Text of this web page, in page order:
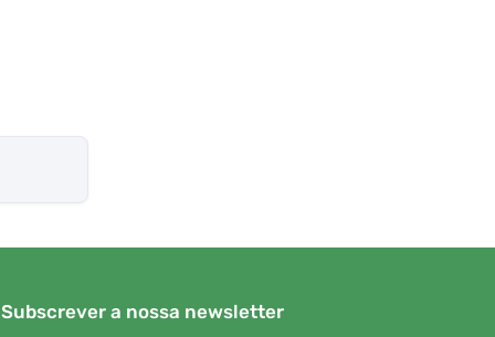
Subscrever a nossa newsletter